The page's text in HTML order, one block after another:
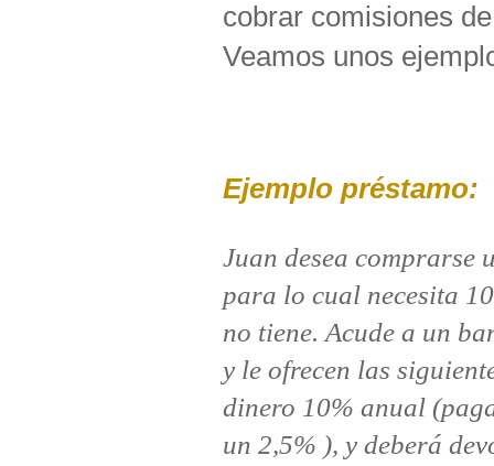
cobrar comisiones
Veamos unos
Ejemplo préstamo:
Juan desea comprarse
para lo cual necesita
no tiene. Acude a un
y le ofrecen las
dinero 10% anual
un 2,5% ), y deberá